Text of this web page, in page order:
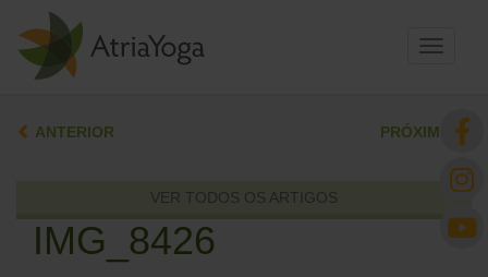
Toggle
ANTERIOR PRÓXIMO
VER TODOS OS ARTIGOS
IMG_8426